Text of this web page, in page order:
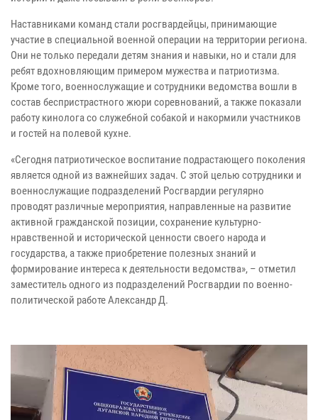
Наставниками команд стали росгвардейцы, принимающие
участие в специальной военной операции на территории региона.
Они не только передали детям знания и навыки, но и стали для
ребят вдохновляющим примером мужества и патриотизма.
Кроме того, военнослужащие и сотрудники ведомства вошли в
состав беспристрастного жюри соревнований, а также показали
работу кинолога со служебной собакой и накормили участников
и гостей на полевой кухне.
«Сегодня патриотическое воспитание подрастающего поколения
является одной из важнейших задач. С этой целью сотрудники и
военнослужащие подразделений Росгвардии регулярно
проводят различные мероприятия, направленные на развитие
активной гражданской позиции, сохранение культурно-
нравственной и исторической ценности своего народа и
государства, а также приобретение полезных знаний и
формирование интереса к деятельности ведомства», – отметил
заместитель одного из подразделений Росгвардии по военно-
политической работе Александр Д.